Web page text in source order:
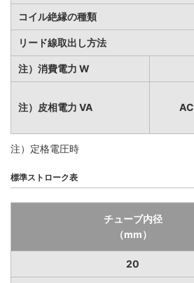
コイル絶縁の種類
リード線取出し方法
注）消費電力 W
注）皮相電力 VA AC
注）定格電圧時
標準ストローク表
チューブ内径
（mm）
20